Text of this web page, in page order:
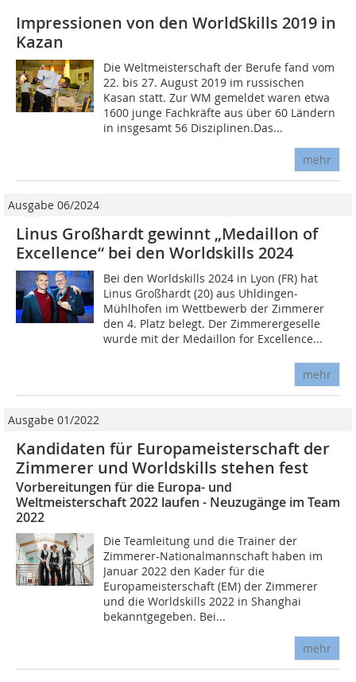
Impressionen von den WorldSkills 2019 in
Kazan
Die Weltmeisterschaft der Berufe fand vom
22. bis 27. August 2019 im russischen
Kasan statt. Zur WM gemeldet waren etwa
1600 junge Fachkräfte aus über 60 Ländern
in insgesamt 56 Disziplinen.Das...
mehr
Ausgabe 06/2024
Linus Großhardt gewinnt „Medaillon of
Excellence“ bei den Worldskills 2024
Bei den Worldskills 2024 in Lyon (FR) hat
Linus Großhardt (20) aus Uhldingen-
Mühlhofen im Wettbewerb der Zimmerer
den 4. Platz belegt. Der Zimmerergeselle
wurde mit der Medaillon for Excellence...
mehr
Ausgabe 01/2022
Kandidaten für Europameisterschaft der
Zimmerer und Worldskills stehen fest
Vorbereitungen für die Europa- und
Weltmeisterschaft 2022 laufen - Neuzugänge im Team
2022
Die Teamleitung und die Trainer der
Zimmerer-Nationalmannschaft haben im
Januar 2022 den Kader für die
Europameisterschaft (EM) der Zimmerer
und die Worldskills 2022 in Shanghai
bekanntgegeben. Bei...
mehr